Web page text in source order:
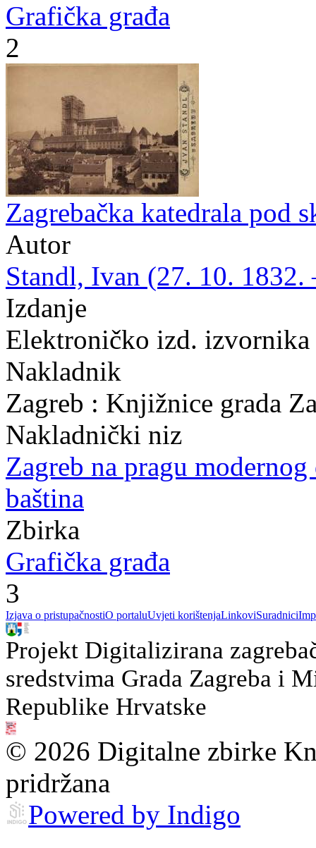
Grafička građa
2
Zagrebačka katedrala pod
Autor
Standl, Ivan (27. 10. 1832.
Izdanje
Elektroničko izd.
Nakladnik
Zagreb : Knjižnice grada
Nakladnički niz
Zagreb na pragu modernog
baština
Zbirka
Grafička građa
3
Izjava o pristupačnostiO portaluUvjeti korištenjaLinkoviSuradnici
Projekt Digitalizirana
sredstvima Grada Zagreba i
Republike Hrvatske
© 2026 Digitalne zbirke
pridržana
Powered by Indigo